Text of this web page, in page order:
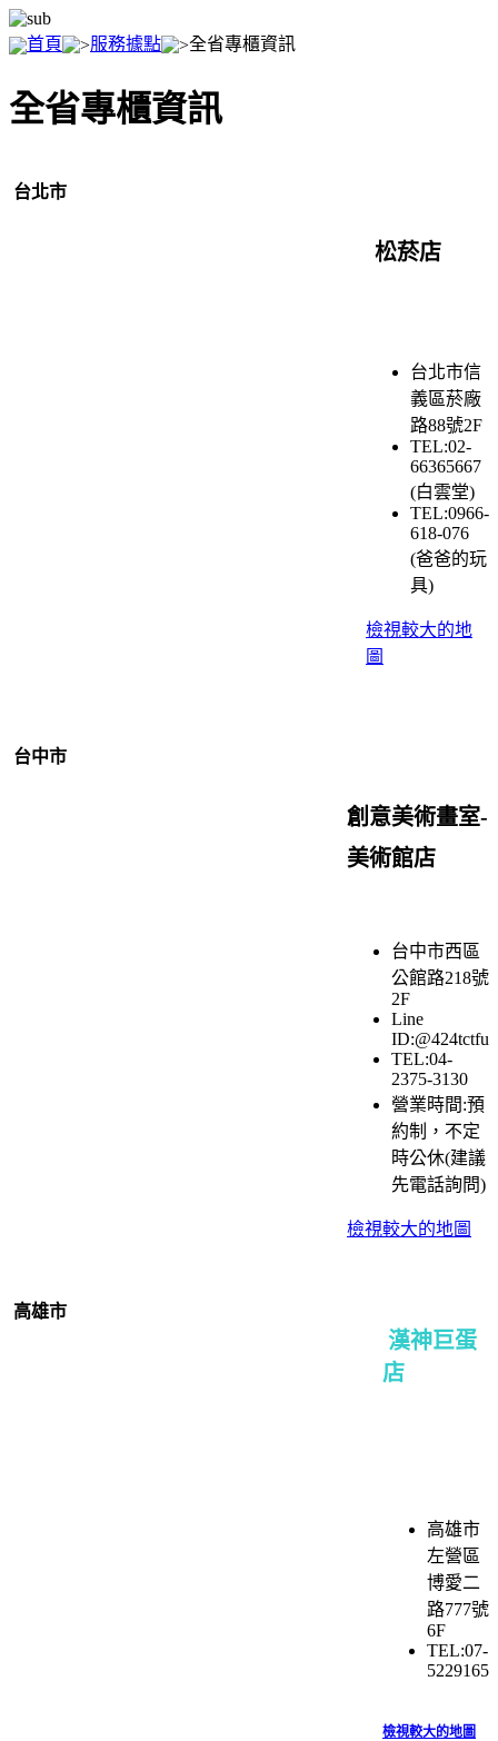
首頁 服務據點 全省專櫃資訊
全省專櫃資訊
台北市
松菸店
台北市信
義區菸廠
路88號2F
TEL:02-
66365667
(白雲堂)
TEL:0966-
618-076
(爸爸的玩
具)
檢視較大的地
圖
台中市
創意美術畫室-
美術館店
台中市西區
公館路218號
2F
Line
ID:@424tctfu
TEL:04-
2375-3130
營業時間:預
約制，不定
時公休(建議
先電話詢問)
檢視較大的地圖
高雄市
漢神巨蛋
店
高雄市
左營區
博愛二
路777號
6F
TEL:07-
5229165
檢視較大的地圖